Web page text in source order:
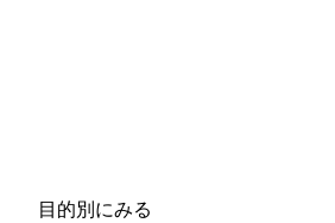
目的別にみる